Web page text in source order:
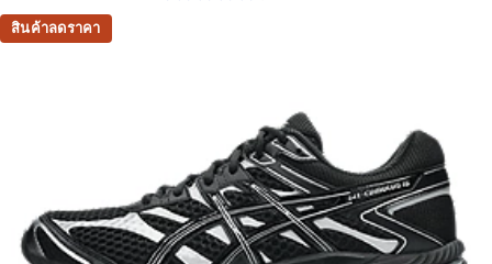
สินค้าลดราคา